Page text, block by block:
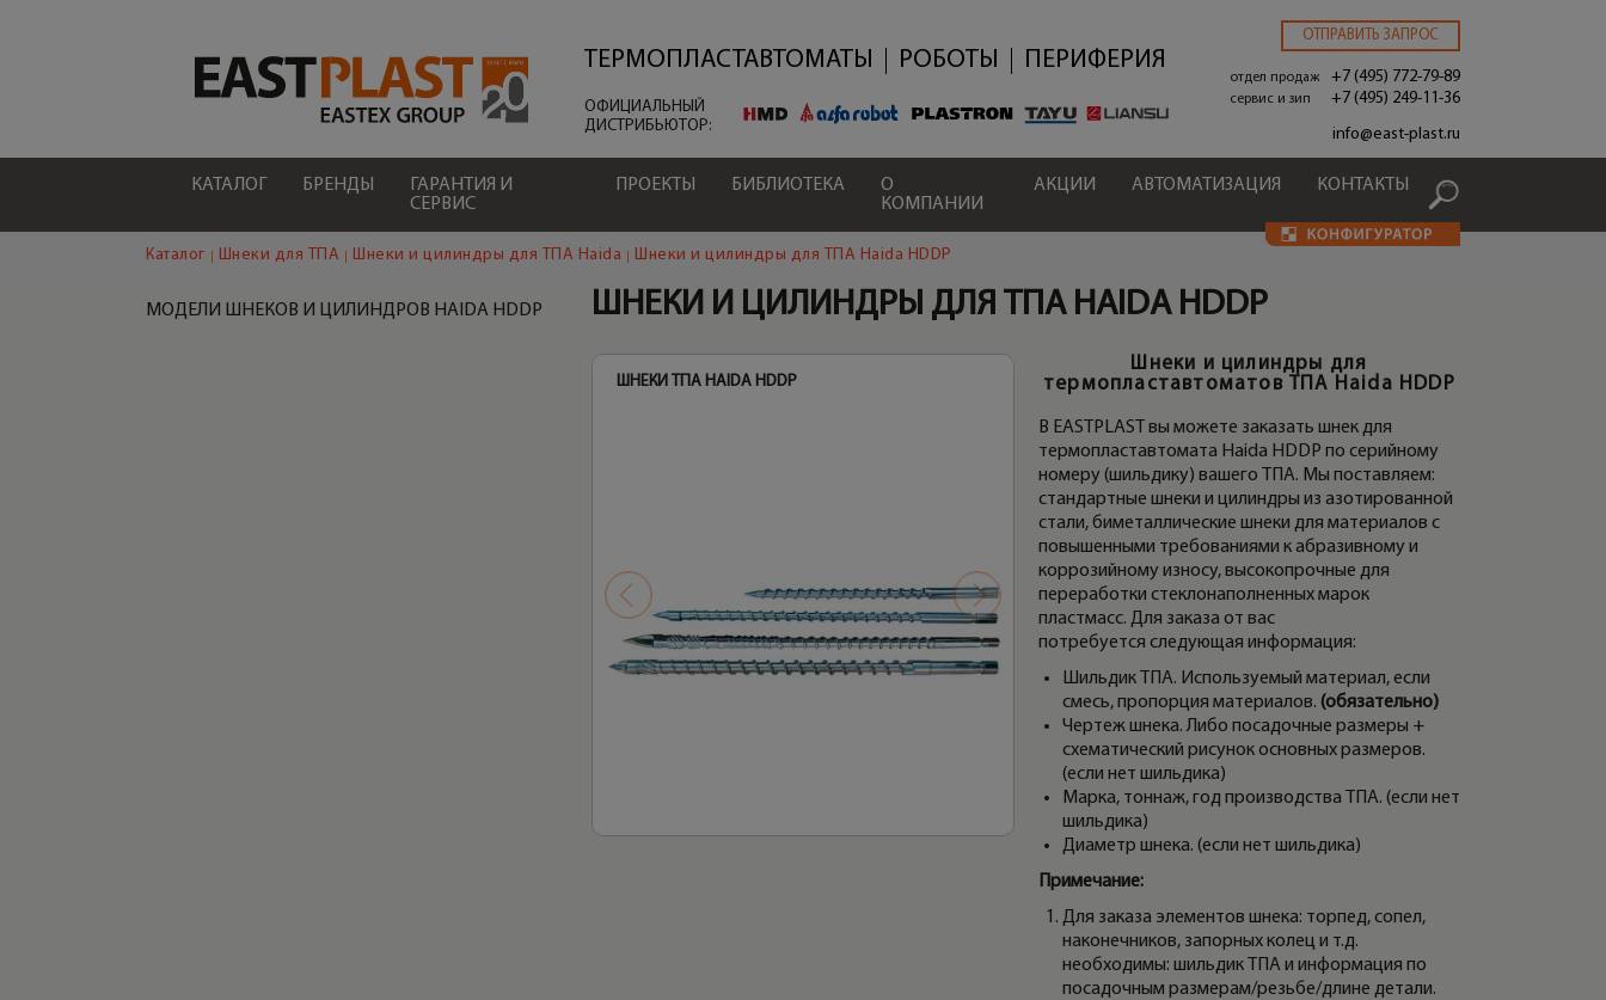
содержанию
ТЕРМОПЛАСТАВТОМАТЫ РОБОТЫ ПЕРИФЕРИЯ
ОФИЦИАЛЬНЫЙ
ДИСТРИБЬЮТОР:
ОТПРАВИТЬ ЗАПРОС
отдел продаж +7 (495) 772-79-89
сервис и зип
+7 (495) 249-11-36
info@east-plast.ru
КАТАЛОГ БРЕНДЫ
ГАРАНТИЯ И
СЕРВИС
ПРОЕКТЫ БИБЛИОТЕКА
О
КОМПАНИИ
АКЦИИ АВТОМАТИЗАЦИЯ КОНТАКТЫ
Каталог Шнеки для ТПА Шнеки и цилиндры для ТПА Haida Шнеки и цилиндры для ТПА Haida HDDP
МОДЕЛИ ШНЕКОВ И ЦИЛИНДРОВ HAIDA HDDP ШНЕКИ И ЦИЛИНДРЫ ДЛЯ ТПА HAIDA HDDP
ШНЕКИ ТПА HAIDA HDDP ЦИЛИНДРЫ ТПА HAIDA HDDP
Шнеки и цилиндры для
термопластавтоматов ТПА Haida HDDP
В EASTPLAST вы можете заказать шнек для
термопластавтомата Haida HDDP по серийному
номеру (шильдику) вашего ТПА. Мы поставляем:
стандартные шнеки и цилиндры из азотированной
стали, биметаллические шнеки для материалов с
повышенными требованиями к абразивному и
коррозийному износу, высокопрочные для
переработки стеклонаполненных марок
пластмасс. Для заказа от вас
потребуется следующая информация:
Шильдик ТПА. Используемый материал, если
смесь, пропорция материалов. (обязательно)
Чертеж шнека. Либо посадочные размеры +
схематический рисунок основных размеров.
(если нет шильдика)
Марка, тоннаж, год производства ТПА. (если нет
шильдика)
Диаметр шнека. (если нет шильдика)
Примечание:
Для заказа элементов шнека: торпед, сопел,
наконечников, запорных колец и т.д.
необходимы: шильдик ТПА и информация по
посадочным размерам/резьбе/длине детали.